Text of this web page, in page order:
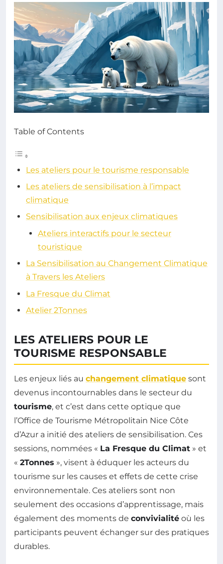
Table of Contents
Les ateliers pour le tourisme responsable
Les ateliers de sensibilisation à l’impact
climatique
Sensibilisation aux enjeux climatiques
Ateliers interactifs pour le secteur
touristique
La Sensibilisation au Changement Climatique
à Travers les Ateliers
La Fresque du Climat
Atelier 2Tonnes
LES ATELIERS POUR LE
TOURISME RESPONSABLE
Les enjeux liés au changement climatique sont
devenus incontournables dans le secteur du
tourisme, et c’est dans cette optique que
l’Office de Tourisme Métropolitain Nice Côte
d’Azur a initié des ateliers de sensibilisation. Ces
sessions, nommées « La Fresque du Climat » et
« 2Tonnes », visent à éduquer les acteurs du
tourisme sur les causes et effets de cette crise
environnementale. Ces ateliers sont non
seulement des occasions d’apprentissage, mais
également des moments de convivialité où les
participants peuvent échanger sur des pratiques
durables.